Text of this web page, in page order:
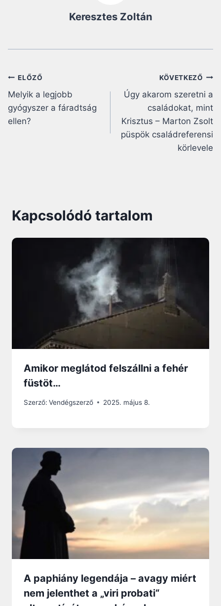
Keresztes Zoltán
Bejegyzés
navigáció
ELŐZŐ
Melyik a legjobb
gyógyszer a fáradtság
ellen?
KÖVETKEZŐ
Úgy akarom szeretni a
családokat, mint
Krisztus – Marton Zsolt
püspök családreferensi
körlevele
Kapcsolódó tartalom
Amikor meglátod felszállni a fehér
füstöt…
Szerző: Vendégszerző 2025. május 8.
A paphiány legendája – avagy miért
nem jelenthet a „viri probati“